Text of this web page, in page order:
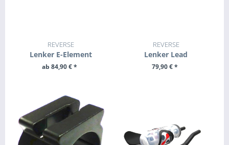
REVERSE
Lenker E-Element
ab 84,90 € *
REVERSE
Lenker Lead
79,90 € *